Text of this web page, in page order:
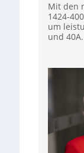
Mit den
1424-
um
und 40A.